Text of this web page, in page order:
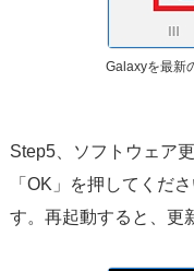
Galaxyを最新
Step5、ソフトウェア
「OK」を押してくだ
す。再起動すると、更